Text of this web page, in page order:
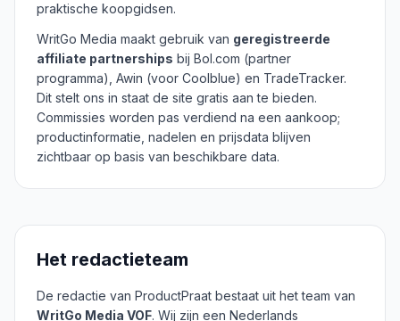
praktische koopgidsen.
WritGo Media maakt gebruik van geregistreerde
affiliate partnerships bij Bol.com (partner
programma), Awin (voor Coolblue) en TradeTracker.
Dit stelt ons in staat de site gratis aan te bieden.
Commissies worden pas verdiend na een aankoop;
productinformatie, nadelen en prijsdata blijven
zichtbaar op basis van beschikbare data.
Het redactieteam
De redactie van ProductPraat bestaat uit het team van
WritGo Media VOF. Wij zijn een Nederlands